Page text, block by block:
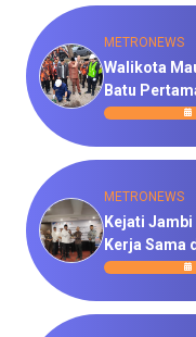
METRONEWS
Walikota
Batu
METRONEWS
Kejati
Kerja Sama